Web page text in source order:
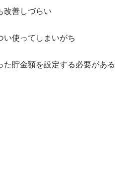
改善しづらい
い使ってしまいがち
た貯金額を設定する必要がある